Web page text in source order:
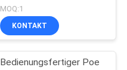
einzelnes Faser Sc 20km
MOQ:1
KONTAKT
Bedienungsfertiger Poe